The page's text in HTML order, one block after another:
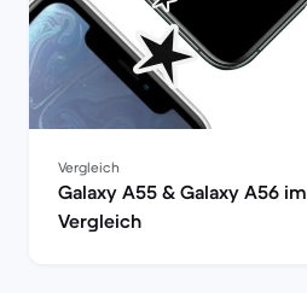
Vergleich
Galaxy A55 & Galaxy A56 im
Vergleich